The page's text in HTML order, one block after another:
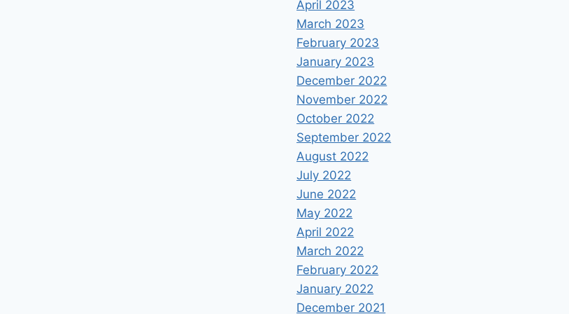
April 2023
March 2023
February 2023
January 2023
December 2022
November 2022
October 2022
September 2022
August 2022
July 2022
June 2022
May 2022
April 2022
March 2022
February 2022
January 2022
December 2021